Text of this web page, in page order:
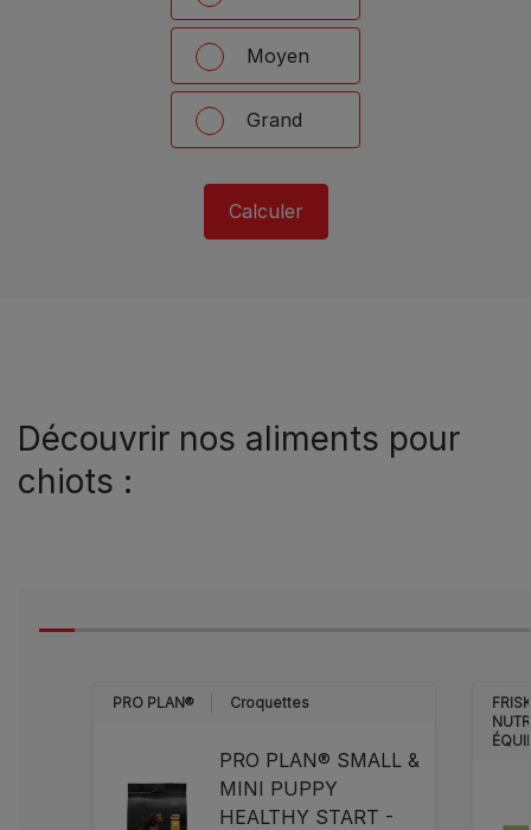
Moyen
Grand
Calculer
Découvrir nos aliments pour
chiots :
PRO PLAN® Croquettes
PRO PLAN® SMALL &
MINI PUPPY
HEALTHY START -